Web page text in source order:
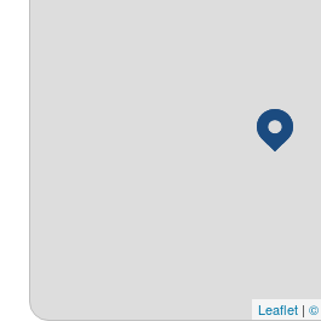
Leaflet | ©